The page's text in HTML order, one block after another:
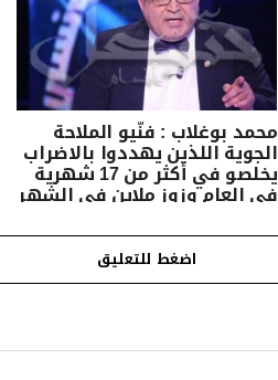
محمد بوغلاب : فنّيو الملاحة
الجوية اللذين يهددوا بالاضراب
يخلصو في أكثر من 17 شهرية
في العام وزوز ملاين في الشهر
اضغط للتعليق